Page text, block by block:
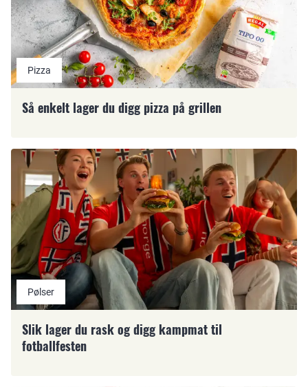
Pizza
Så enkelt lager du digg pizza på grillen
Pølser
Slik lager du rask og digg kampmat til
fotballfesten